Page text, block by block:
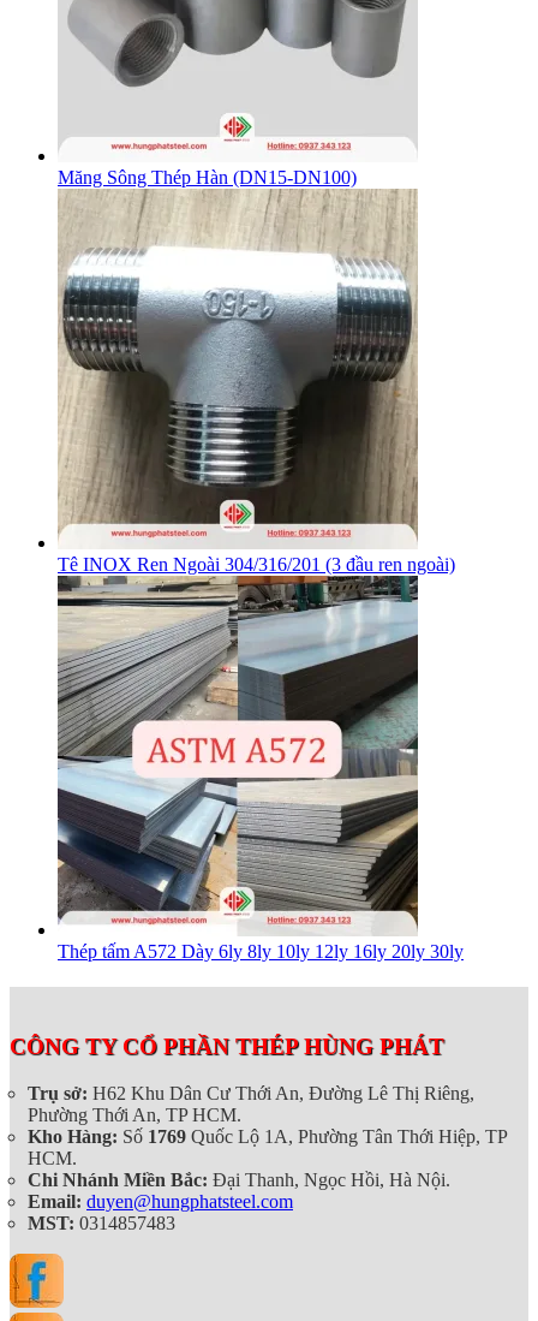
Măng Sông Thép Hàn (DN15-DN100)
Tê INOX Ren Ngoài 304/316/201 (3 đầu ren ngoài)
Thép tấm A572 Dày 6ly 8ly 10ly 12ly 16ly 20ly 30ly
CÔNG TY CỔ PHẦN THÉP HÙNG PHÁT
Trụ sở: H62 Khu Dân Cư Thới An, Đường Lê Thị Riêng,
Phường Thới An, TP HCM.
Kho Hàng: Số 1769 Quốc Lộ 1A, Phường Tân Thới Hiệp, TP
HCM.
Chi Nhánh Miền Bắc: Đại Thanh, Ngọc Hồi, Hà Nội.
Email: duyen@hungphatsteel.com
MST: 0314857483